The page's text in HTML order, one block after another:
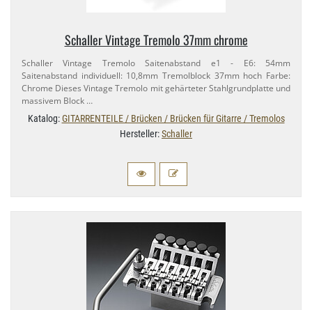
Schaller Vintage Tremolo 37mm chrome
Schaller Vintage Tremolo Saitenabstand e1 - E6: 54mm
Saitenabstand individuell: 10,​8mm Tremolblock 37mm hoch Farbe:
Chrome Dieses Vintage Tremolo mit gehärteter Stahlgrundplatte und
massivem Block …
Katalog:GITARRENTEILE / Brücken / Brücken für Gitarre / Tremolos
Hersteller:Schaller